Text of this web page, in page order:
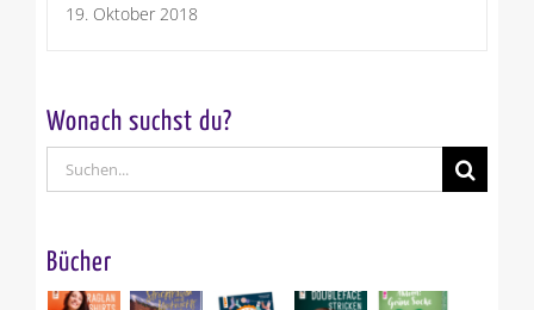
19. Oktober 2018
Wonach suchst du?
Suche
nach:
Bücher